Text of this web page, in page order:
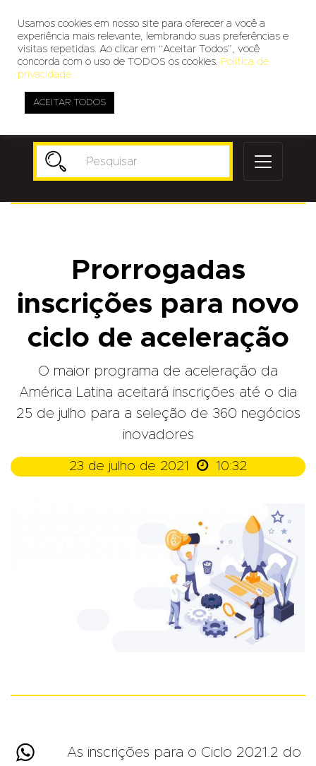
Prorrogadas
inscrições para novo
ciclo de aceleração
O maior programa de aceleração da
América Latina aceitará inscrições até o dia
25 de julho para a seleção de 360 negócios
inovadores
23 de julho de 2021  10:32

As inscrições para o Ciclo 2021.2 do
Usamos cookies em nosso site para oferecer a você a
experiência mais relevante, lembrando suas preferências e
visitas repetidas. Ao clicar em “Aceitar Todos”, você
concorda com o uso de TODOS os cookies. Política de
privacidade
ACEITAR TODOS